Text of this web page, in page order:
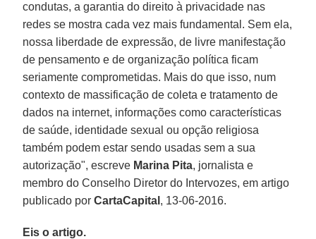
condutas, a garantia do direito à privacidade nas
redes se mostra cada vez mais fundamental. Sem ela,
nossa liberdade de expressão, de livre manifestação
de pensamento e de organização política ficam
seriamente comprometidas. Mais do que isso, num
contexto de massificação de coleta e tratamento de
dados na internet, informações como características
de saúde, identidade sexual ou opção religiosa
também podem estar sendo usadas sem a sua
autorização", escreve Marina Pita, jornalista e
membro do Conselho Diretor do Intervozes, em artigo
publicado porCartaCapital , 13-06-2016.
Eis o artigo.